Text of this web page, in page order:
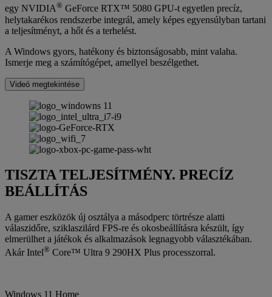
egy NVIDIA® GeForce RTX™ 5080 GPU-t egyetlen precíz,
helytakarékos rendszerbe integrál, amely képes egyensúlyban tartani
a teljesítményt, a hőt és a terhelést.
A Windows gyors, hatékony és biztonságosabb, mint valaha.
Ismerje meg a számítógépet, amellyel beszélgethet.
Videó megtekintése
TISZTA TELJESÍTMÉNY. PRECÍZ
BEÁLLÍTÁS
A gamer eszközök új osztálya a másodperc törtrésze alatti
válaszidőre, sziklaszilárd FPS-re és okosbeállításra készült, így
elmerülhet a játékok és alkalmazások legnagyobb választékában.
Akár Intel® Core™ Ultra 9 290HX Plus processzorral.
Windows 11 Home